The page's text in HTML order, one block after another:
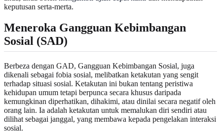
keputusan serta-merta.
Meneroka Gangguan Kebimbangan
Sosial (SAD)
Berbeza dengan GAD, Gangguan Kebimbangan Sosial, juga
dikenali sebagai fobia sosial, melibatkan ketakutan yang sengit
terhadap situasi sosial. Ketakutan ini bukan tentang peristiwa
kehidupan umum tetapi berpunca secara khusus daripada
kemungkinan diperhatikan, dihakimi, atau dinilai secara negatif oleh
orang lain. Ia adalah ketakutan untuk memalukan diri sendiri atau
dilihat sebagai janggal, yang membawa kepada pengelakan interaksi
sosial.